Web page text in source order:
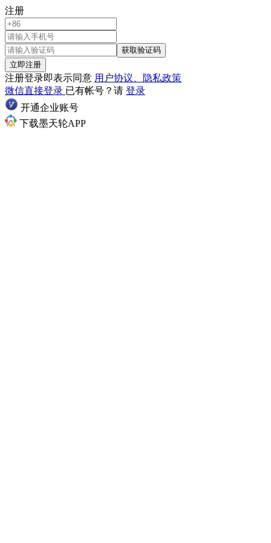
注册
获取验证码
立即注册
注册登录即表示同意 用户协议、隐私政策
微信直接登录 已有帐号？请 登录
开通企业账号
下载墨天轮APP